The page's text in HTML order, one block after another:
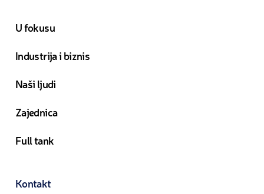
U fokusu
Industrija i biznis
Naši ljudi
Zajednica
Full tank
Kontakt